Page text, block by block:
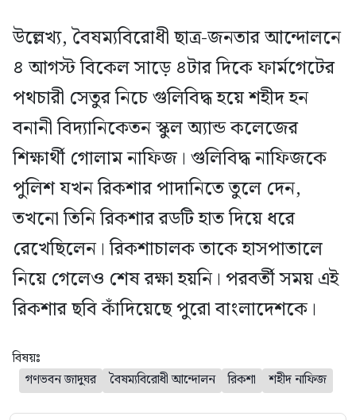
উল্লেখ্য, বৈষম্যবিরোধী ছাত্র-জনতার আন্দোলনে
৪ আগস্ট বিকেল সাড়ে ৪টার দিকে ফার্মগেটের
পথচারী সেতুর নিচে গুলিবিদ্ধ হয়ে শহীদ হন
বনানী বিদ্যানিকেতন স্কুল অ্যান্ড কলেজের
শিক্ষার্থী গোলাম নাফিজ। গুলিবিদ্ধ নাফিজকে
পুলিশ যখন রিকশার পাদানিতে তুলে দেন,
তখনো তিনি রিকশার রডটি হাত দিয়ে ধরে
রেখেছিলেন। রিকশাচালক তাকে হাসপাতালে
নিয়ে গেলেও শেষ রক্ষা হয়নি। পরবর্তী সময় এই
রিকশার ছবি কাঁদিয়েছে পুরো বাংলাদেশকে।
বিষয়ঃ
গণভবন জাদুঘর
বৈষম্যবিরোধী আন্দোলন রিকশা শহীদ নাফিজ